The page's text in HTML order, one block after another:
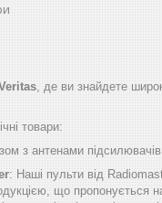
, де ви знайдете
товари:
з антенами
: Наші пульти від
що пропонується